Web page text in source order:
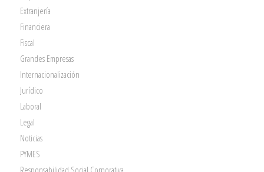
Extranjería
Financiera
Fiscal
Grandes Empresas
Internacionalización
Jurídico
Laboral
Legal
Noticias
PYMES
Responsabilidad Social Corporativa